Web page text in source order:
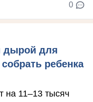
0
дырой для
ребенка
на 11–13 тысяч